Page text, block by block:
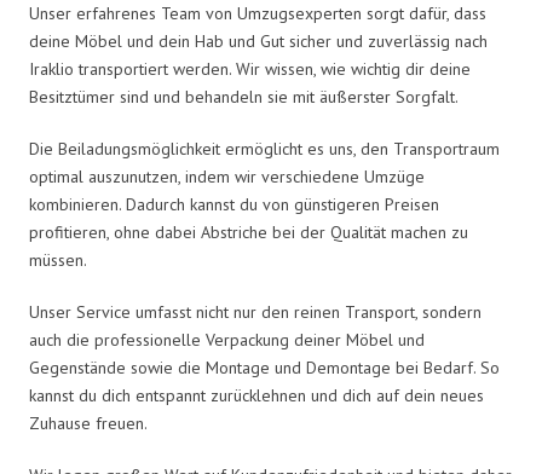
Unser erfahrenes Team von Umzugsexperten sorgt dafür, dass
deine Möbel und dein Hab und Gut sicher und zuverlässig nach
Iraklio transportiert werden. Wir wissen, wie wichtig dir deine
Besitztümer sind und behandeln sie mit äußerster Sorgfalt.
Die Beiladungsmöglichkeit ermöglicht es uns, den Transportraum
optimal auszunutzen, indem wir verschiedene Umzüge
kombinieren. Dadurch kannst du von günstigeren Preisen
profitieren, ohne dabei Abstriche bei der Qualität machen zu
müssen.
Unser Service umfasst nicht nur den reinen Transport, sondern
auch die professionelle Verpackung deiner Möbel und
Gegenstände sowie die Montage und Demontage bei Bedarf. So
kannst du dich entspannt zurücklehnen und dich auf dein neues
Zuhause freuen.